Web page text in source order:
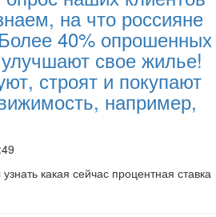
на что россияне
40% опрошенных
свое жилье!
строят и покупают
например,
какая сейчас процентная ставка